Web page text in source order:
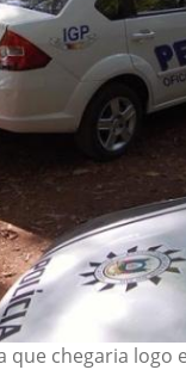
chegaria logo